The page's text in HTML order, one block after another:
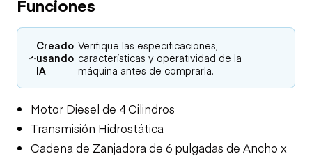
Funciones
Creado
usando
IA
Verifique las especificaciones,
características y operatividad de la
máquina antes de comprarla.
Motor Diesel de 4 Cilindros
Transmisión Hidrostática
Cadena de Zanjadora de 6 pulgadas de Ancho x